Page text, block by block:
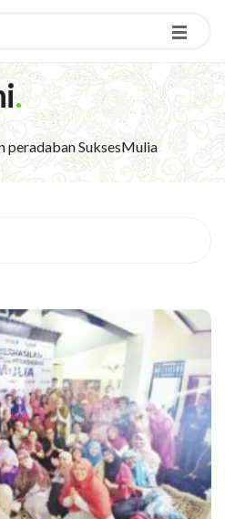
.
peradaban SuksesMulia